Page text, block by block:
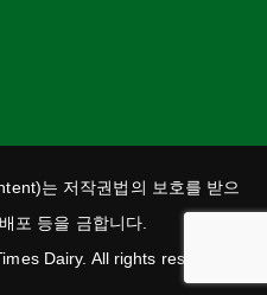
는 저작권법의 보호를 받으
포 등을 금합니다.
Dairy. All rights reserved.